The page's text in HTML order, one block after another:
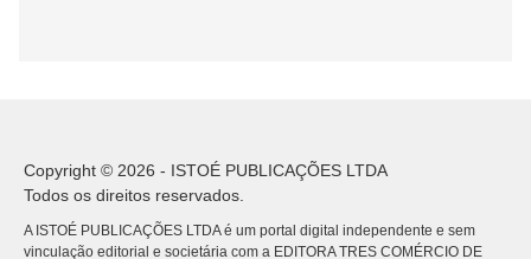
Copyright © 2026 - ISTOÉ PUBLICAÇÕES LTDA
Todos os direitos reservados.
A ISTOÉ PUBLICAÇÕES LTDA é um portal digital independente e sem
vinculação editorial e societária com a EDITORA TRES COMÉRCIO DE